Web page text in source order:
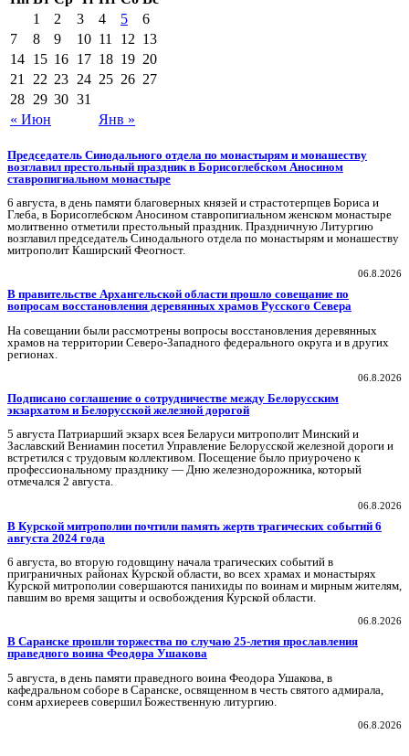
« Июн Янв »
1 2 3 4 5
6
7
8 9 10 11 12 13
14 15 16 17 18 19 20
21
22 23 24 25 26 27
28 29 30 31
Председатель Синодального отдела по монастырям и монашеству
возглавил престольный праздник в Борисоглебском Аносином
ставропигиальном монастыре
6 августа, в день памяти благоверных князей и страстотерпцев Бориса и
Глеба, в Борисоглебском Аносином ставропигиальном женском монастыре
молитвенно отметили престольный праздник. Праздничную Литургию
возглавил председатель Синодального отдела по монастырям и монашеству
митрополит Каширский Феогност.
06.8.2026
В правительстве Архангельской области прошло совещание по
вопросам восстановления деревянных храмов Русского Севера
На совещании были рассмотрены вопросы восстановления деревянных
храмов на территории Северо-Западного федерального округа и в других
регионах.
06.8.2026
Подписано соглашение о сотрудничестве между Белорусским
экзархатом и Белорусской железной дорогой
5 августа Патриарший экзарх всея Беларуси митрополит Минский и
Заславский Вениамин посетил Управление Белорусской железной дороги и
встретился с трудовым коллективом. Посещение было приурочено к
профессиональному празднику — Дню железнодорожника, который
отмечался 2 августа.
06.8.2026
В Курской митрополии почтили память жертв трагических событий 6
августа 2024 года
6 августа, во вторую годовщину начала трагических событий в
приграничных районах Курской области, во всех храмах и монастырях
Курской митрополии совершаются панихиды по воинам и мирным жителям,
павшим во время защиты и освобождения Курской области.
06.8.2026
В Саранске прошли торжества по случаю 25-летия прославления
праведного воина Феодора Ушакова
5 августа, в день памяти праведного воина Феодора Ушакова, в
кафедральном соборе в Саранске, освященном в честь святого адмирала,
сонм архиереев совершил Божественную литургию.
06.8.2026